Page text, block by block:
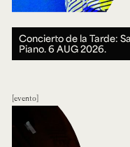
Concierto de la Tarde:
Piano.6 AUG 2026.
evento